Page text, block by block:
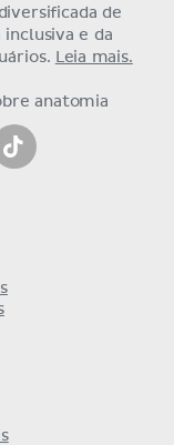
de
e da
Leia mais.
anatomia